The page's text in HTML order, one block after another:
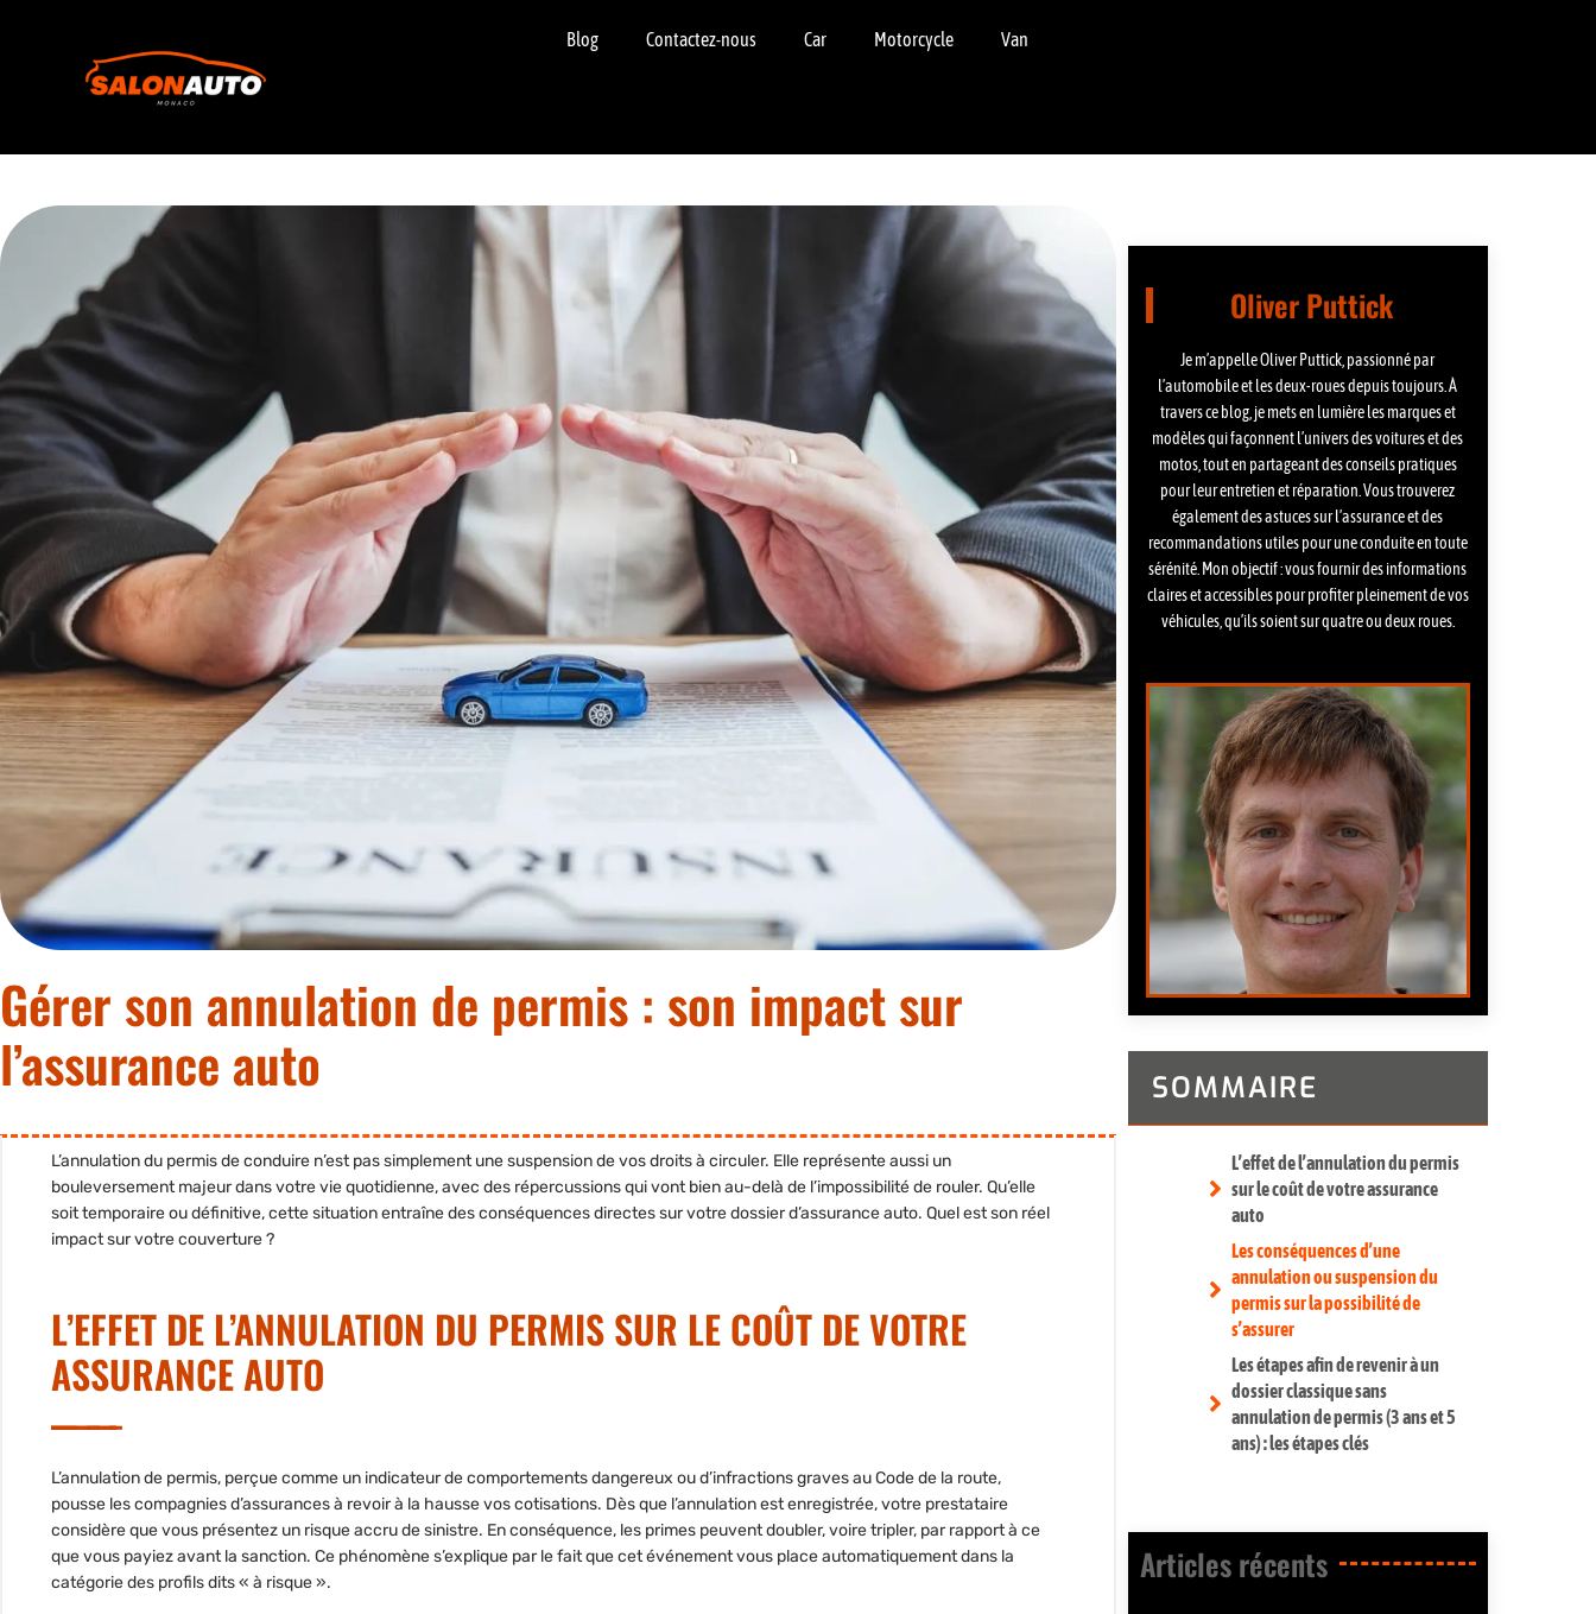
Blog Contactez-nous Car Motorcycle Van
Gérer son annulation de permis : son impact sur
l’assurance auto
L’annulation du permis de conduire n’est pas simplement une suspension de vos droits à circuler. Elle représente aussi un
bouleversement majeur dans votre vie quotidienne, avec des répercussions qui vont bien au-delà de l’impossibilité de rouler. Qu’elle
soit temporaire ou définitive, cette situation entraîne des conséquences directes sur votre dossier d’assurance auto. Quel est son réel
impact sur votre couverture ?
L’EFFET DE L’ANNULATION DU PERMIS SUR LE COÛT DE VOTRE
ASSURANCE AUTO
L’annulation de permis, perçue comme un indicateur de comportements dangereux ou d’infractions graves au Code de la route,
pousse les compagnies d’assurances à revoir à la hausse vos cotisations. Dès que l’annulation est enregistrée, votre prestataire
considère que vous présentez un risque accru de sinistre. En conséquence, les primes peuvent doubler, voire tripler, par rapport à ce
que vous payiez avant la sanction. Ce phénomène s’explique par le fait que cet événement vous place automatiquement dans la
catégorie des profils dits « à risque ».
Oliver Puttick
Je m’appelle Oliver Puttick, passionné par
l’automobile et les deux-roues depuis toujours. À
travers ce blog, je mets en lumière les marques et
modèles qui façonnent l’univers des voitures et des
motos, tout en partageant des conseils pratiques
pour leur entretien et réparation. Vous trouverez
également des astuces sur l’assurance et des
recommandations utiles pour une conduite en toute
sérénité. Mon objectif : vous fournir des informations
claires et accessibles pour profiter pleinement de vos
véhicules, qu’ils soient sur quatre ou deux roues.
SOMMAIRE
L’effet de l’annulation du permis
sur le coût de votre assurance
auto
Les conséquences d’une
annulation ou suspension du
permis sur la possibilité de
s’assurer
Les étapes afin de revenir à un
dossier classique sans
annulation de permis (3 ans et 5
ans) : les étapes clés
Articles récents​